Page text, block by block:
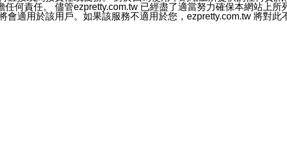
何責任。 儘管ezpretty.com.tw 已經盡了適當努力確保本網站上所
適用於該用戶。如果該服務不適用於您，ezpretty.com.tw 將對此